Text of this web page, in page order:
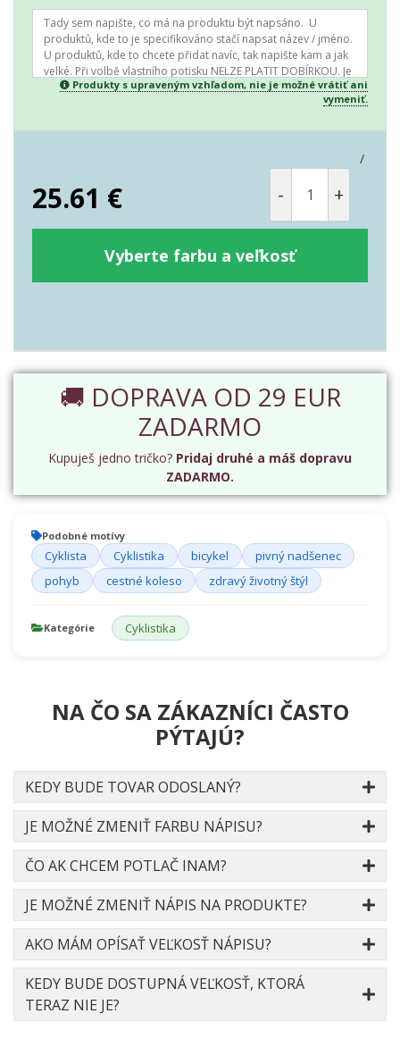
Produkty s upraveným vzhľadom, nie je možné vrátiť ani
vymeniť.
/
25.61 € - +
Vyberte farbu a veľkosť
🚚 DOPRAVA OD 29 EUR
ZADARMO
Kupuješ jedno tričko? Pridaj druhé a máš dopravu
ZADARMO.
Podobné motívy
Cyklista Cyklistika bicykel
pivný nadšenec
pohyb
cestné koleso zdravý životný štýl
Kategórie Cyklistika
NA ČO SA ZÁKAZNÍCI ČASTO
PÝTAJÚ?
KEDY BUDE TOVAR ODOSLANÝ?
JE MOŽNÉ ZMENIŤ FARBU NÁPISU?
ČO AK CHCEM POTLAČ INAM?
JE MOŽNÉ ZMENIŤ NÁPIS NA PRODUKTE?
AKO MÁM OPÍSAŤ VEĽKOSŤ NÁPISU?
KEDY BUDE DOSTUPNÁ VEĽKOSŤ, KTORÁ
TERAZ NIE JE?